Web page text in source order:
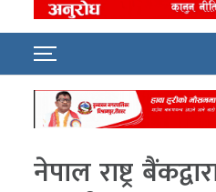
नेपाल राष्ट्र